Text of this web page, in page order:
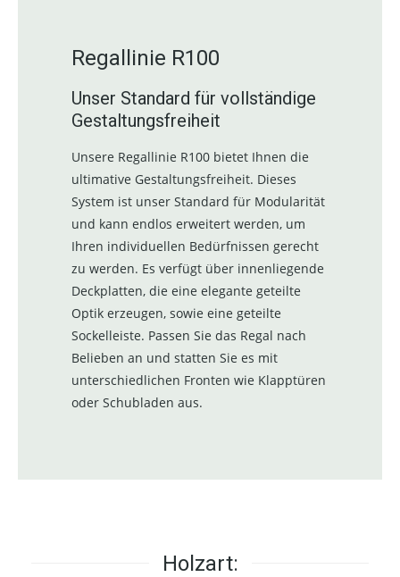
Regallinie R100
Unser Standard für vollständige
Gestaltungsfreiheit
Unsere Regallinie R100 bietet Ihnen die
ultimative Gestaltungsfreiheit. Dieses
System ist unser Standard für Modularität
und kann endlos erweitert werden, um
Ihren individuellen Bedürfnissen gerecht
zu werden. Es verfügt über innenliegende
Deckplatten, die eine elegante geteilte
Optik erzeugen, sowie eine geteilte
Sockelleiste. Passen Sie das Regal nach
Belieben an und statten Sie es mit
unterschiedlichen Fronten wie Klapptüren
oder Schubladen aus.
Holzart: